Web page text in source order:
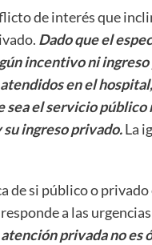
de interés que
Dado que el
incentivo ni ingreso
en el
el servicio público
ingreso privado.La
de si público o privado
a las
privada no es